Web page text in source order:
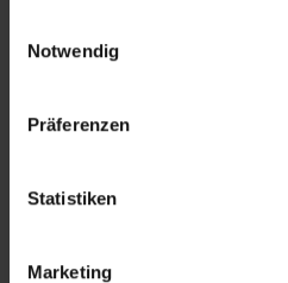
Notwendig
Präferenzen
Statistiken
Marketing